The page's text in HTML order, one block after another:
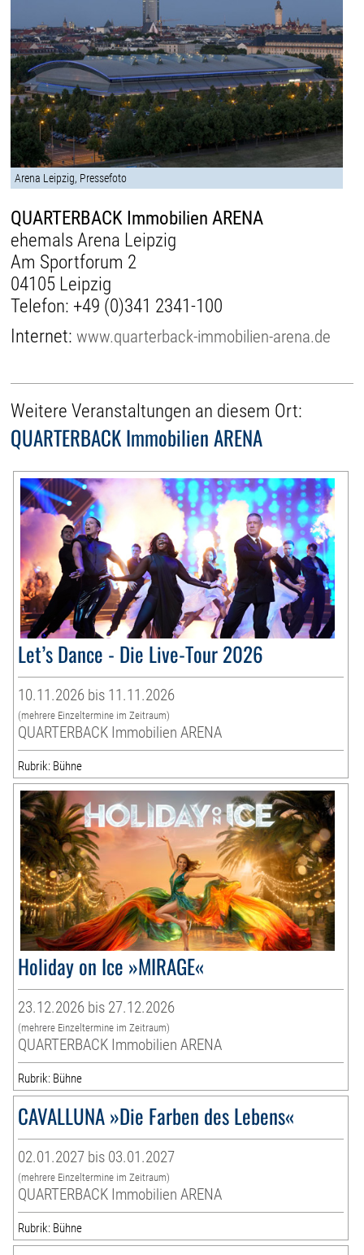
Arena Leipzig, Pressefoto
QUARTERBACK Immobilien ARENA
ehemals Arena Leipzig
Am Sportforum 2
04105 Leipzig
Telefon: +49 (0)341 2341-100
Internet:www.quarterback-immobilien-arena.de
Weitere Veranstaltungen an diesem Ort:
QUARTERBACK Immobilien ARENA
Let’s Dance - Die Live-Tour 2026
10.11.2026 bis 11.11.2026
(mehrere Einzeltermine im Zeitraum)
QUARTERBACK Immobilien ARENA
Rubrik: Bühne
Holiday on Ice »MIRAGE«
23.12.2026 bis 27.12.2026
(mehrere Einzeltermine im Zeitraum)
QUARTERBACK Immobilien ARENA
Rubrik: Bühne
CAVALLUNA »Die Farben des Lebens«
02.01.2027 bis 03.01.2027
(mehrere Einzeltermine im Zeitraum)
QUARTERBACK Immobilien ARENA
Rubrik: Bühne